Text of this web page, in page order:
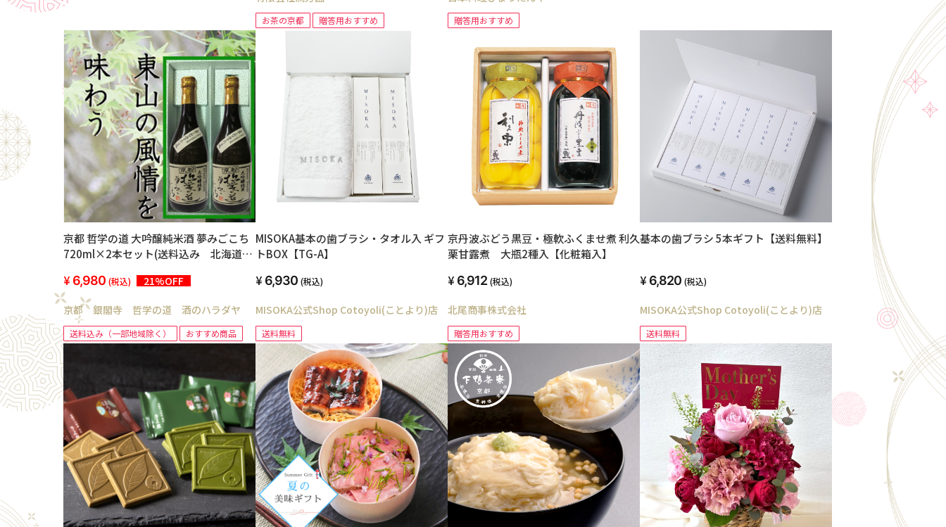
お茶の京都 贈答用おすすめ 贈答用おすすめ
京都 哲学の道 大吟醸純米酒 夢みごこち
720ml×2本セット(送料込み 北海道・
6,980 (税込) 21%OFF
京都 銀閣寺 哲学の道 酒のハラダヤ
送料込み（一部地域除く） おすすめ商品
MISOKA基本の歯ブラシ・タオル入 ギフ
トBOX【TG-A】
6,930 (税込)
MISOKA公式Shop Cotoyoli(ことより)店
送料無料
京丹波ぶどう黒豆・極軟ふくませ煮 利久
栗甘露煮 大瓶2種入【化粧箱入】
6,912 (税込)
北尾商事株式会社
贈答用おすすめ
基本の歯ブラシ 5本ギフト【送料無料】
6,820 (税込)
MISOKA公式Shop Cotoyoli(ことより)店
送料無料